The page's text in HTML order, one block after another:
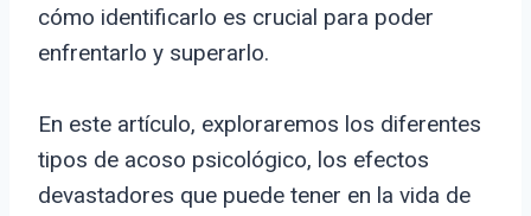
cómo identificarlo es crucial para poder
enfrentarlo y superarlo.
En este artículo, exploraremos los diferentes
tipos de acoso psicológico, los efectos
devastadores que puede tener en la vida de